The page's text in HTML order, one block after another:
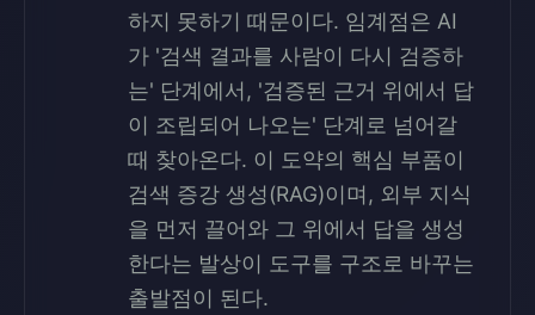
하지 못하기 때문이다. 임계점은 AI
가 '검색 결과를 사람이 다시 검증하
는' 단계에서, '검증된 근거 위에서 답
이 조립되어 나오는' 단계로 넘어갈
때 찾아온다. 이 도약의 핵심 부품이
검색 증강 생성(RAG)이며, 외부 지식
을 먼저 끌어와 그 위에서 답을 생성
한다는 발상이 도구를 구조로 바꾸는
출발점이 된다.